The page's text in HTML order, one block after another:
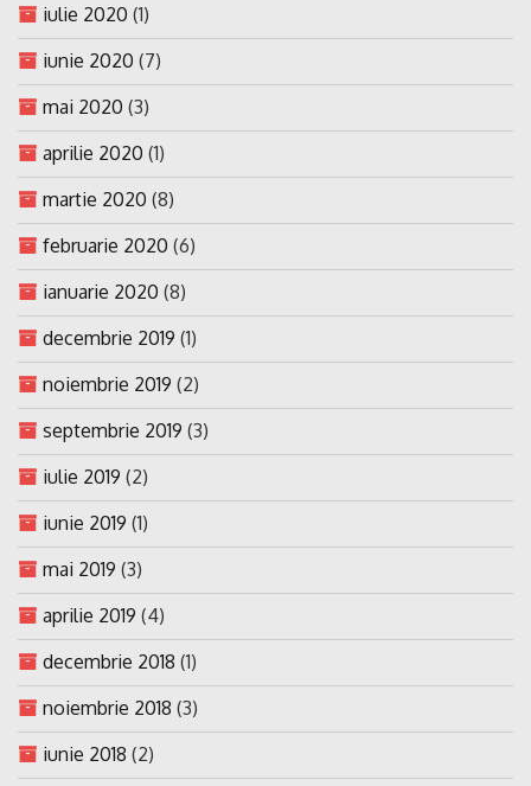
iulie 2020 (1)
iunie 2020 (7)
mai 2020 (3)
aprilie 2020 (1)
martie 2020 (8)
februarie 2020 (6)
ianuarie 2020 (8)
decembrie 2019 (1)
noiembrie 2019 (2)
septembrie 2019 (3)
iulie 2019 (2)
iunie 2019 (1)
mai 2019 (3)
aprilie 2019 (4)
decembrie 2018 (1)
noiembrie 2018 (3)
iunie 2018 (2)